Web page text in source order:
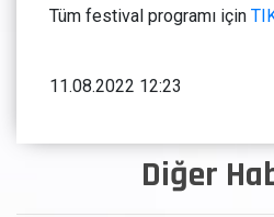
Diğer
Tüm festival programı için
11.08.2022 12:23